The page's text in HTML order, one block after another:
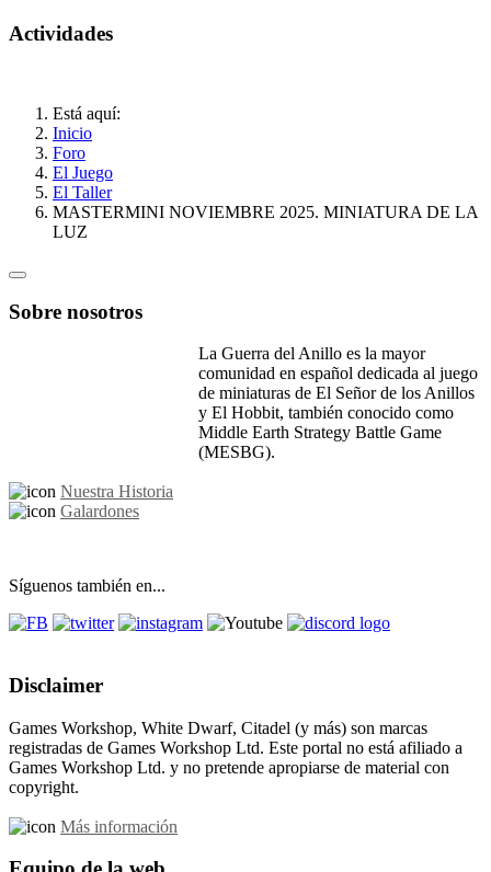
Actividades
Está aquí:
Inicio
Foro
El Juego
El Taller
MASTERMINI NOVIEMBRE 2025. MINIATURA DE LA
LUZ
Sobre nosotros
La Guerra del Anillo es la mayor
comunidad en español dedicada al juego
de miniaturas de El Señor de los Anillos
y El Hobbit, también conocido como
Middle Earth Strategy Battle Game
(MESBG).
Nuestra Historia
Galardones
Síguenos también en...
Disclaimer
Games Workshop, White Dwarf, Citadel (y más) son marcas
registradas de Games Workshop Ltd. Este portal no está afiliado a
Games Workshop Ltd. y no pretende apropiarse de material con
copyright.
Más información